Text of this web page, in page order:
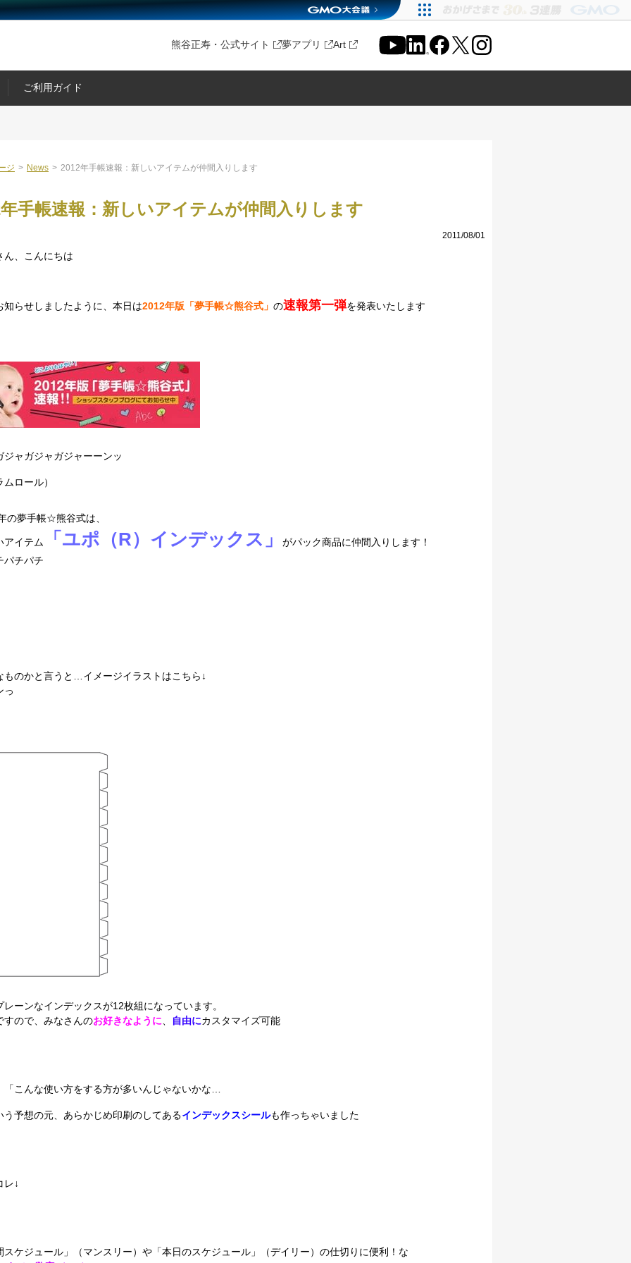
熊谷正寿・公式サイト 夢アプリ Art
ご利用ガイド
ジ > News > 2012年手帳速報：新しいアイテムが仲間入りします
手帳速報：新しいアイテムが仲間入りします
2011/08/01
ん、こんにちは
知らせしましたように、本日は2012年版「夢手帳☆熊谷式」 の速報第一弾を発表いたします
ジャガジャガジャーーンッ
ロール）
の夢手帳☆熊谷式は、
アイテム 「ユポ（R）インデックス」
がパック商品に仲間入りします！
パチパチ
ものかと言うと…イメージイラストはこちら↓
っ
レーンなインデックスが12枚組になっています。
すので、みなさんのお好きなように 自由にカスタマイズ可能
「こんな使い方をする方が多いんじゃないかな…
う予想の元、あらかじめ印刷のしてあるインデックスシールも作っちゃいました
レ↓
スケジュール」（マンスリー）や「本日のスケジュール」（デイリー）の仕切りに便利！な